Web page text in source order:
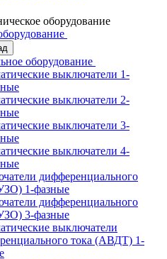
оборудование
оборудование
выключатели 1-
выключатели 2-
выключатели 3-
выключатели 4-
дифференциального
1-фазные
дифференциального
3-фазные
выключатели
тока (АВДТ) 1-